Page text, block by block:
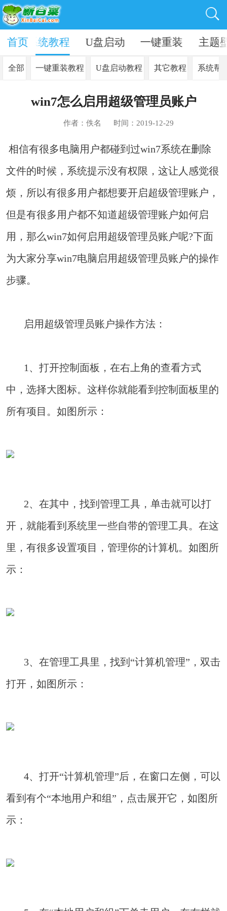
系统教程 U盘启动 一键重装 主题
首页
全部 一键重装教程 U盘启动教程 其它教程 系统帮
win7怎么启用超级管理员账户
作者：佚名 时间：2019-12-29
相信有很多电脑用户都碰到过win7系统在删除
文件的时候，系统提示没有权限，这让人感觉很
烦，所以有很多用户都想要开启超级管理账户，
但是有很多用户都不知道超级管理账户如何启
用，那么win7如何启用超级管理员账户呢?下面
为大家分享win7电脑启用超级管理员账户的操作
步骤。
启用超级管理员账户操作方法：
1、打开控制面板，在右上角的查看方式
中，选择大图标。这样你就能看到控制面板里的
所有项目。如图所示：
2、在其中，找到管理工具，单击就可以打
开，就能看到系统里一些自带的管理工具。在这
里，有很多设置项目，管理你的计算机。如图所
示：
3、在管理工具里，找到“计算机管理”，双击
打开，如图所示：
4、打开“计算机管理”后，在窗口左侧，可以
看到有个“本地用户和组”，点击展开它，如图所
示：